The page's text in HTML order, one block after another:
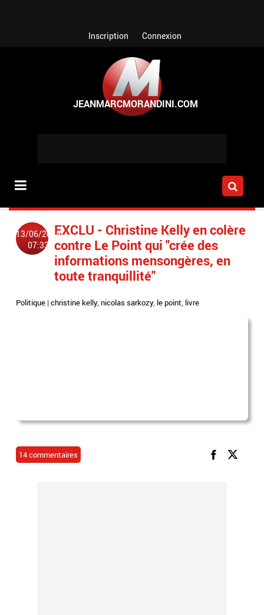
Inscription Connexion
13/06/2014
07:33
EXCLU - Christine Kelly en colère
contre Le Point qui "crée des
informations mensongères, en
toute tranquillité"
Politique |christine kelly,nicolas sarkozy, le point, livre
14 commentaires